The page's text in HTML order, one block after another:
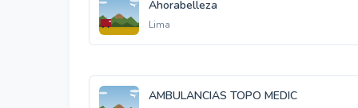
Ahorabelleza
Lima
AMBULANCIAS TOPO MEDIC